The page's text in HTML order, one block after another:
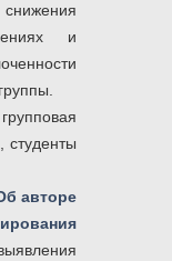
и
групповая
студенты
авторе